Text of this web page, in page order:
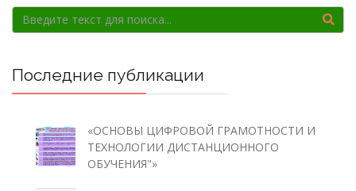
Последние публикации
«ОСНОВЫ ЦИФРОВОЙ ГРАМОТНОСТИ И
ТЕХНОЛОГИИ ДИСТАНЦИОННОГО
ОБУЧЕНИЯ"»